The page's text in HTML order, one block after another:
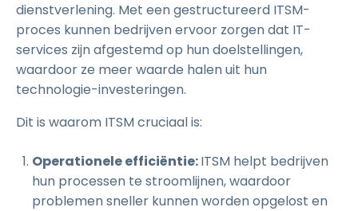
dienstverlening. Met een gestructureerd ITSM-
proces kunnen bedrijven ervoor zorgen dat IT-
services zijn afgestemd op hun doelstellingen,
waardoor ze meer waarde halen uit hun
technologie-investeringen.
Dit is waarom ITSM cruciaal is:
Operationele efficiëntie:ITSM helpt bedrijven
hun processen te stroomlijnen, waardoor
problemen sneller kunnen worden opgelost en